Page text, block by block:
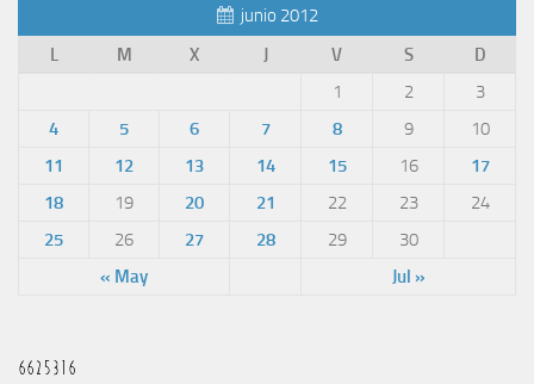
junio 2012
L
M X J V S D
« May Jul »
1 2
3
4
5 6 7 8 9
10
11
12 13 14 15 16
17
18
19 20 21 22 23
24
25
26 27 28 29 30